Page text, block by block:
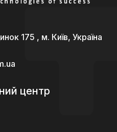
175 , м. Київ, Україна
центр